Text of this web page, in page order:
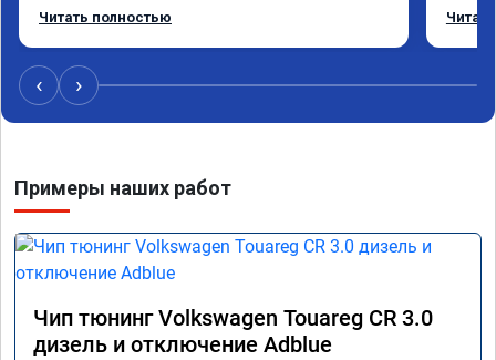
оборотах и на скорости после 100 км/ч при
сократился.
Расход топлива не увеличился.
Получил что хотел. Рекомендую.
Читать полностью
‹ ›
Примеры наших работ
Чип тюнинг Volkswagen Touareg CR 3.0
дизель и отключение Adblue